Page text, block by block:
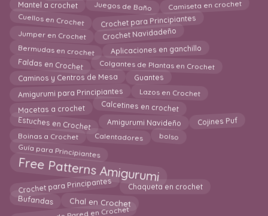
Mantel a crochet Juegos de Baño Camiseta en crochet
Cuellos en Crochet Crochet para Principiantes
Jumper en Crochet Crochet Navidadeño
Bermudas en crochet Aplicaciones en ganchillo
Faldas en Crochet Colgantes de Plantas en Crochet
Caminos y Centros de Mesa Guantes
Amigurumi para Principiantes Lazos en Crochet
Macetas a crochet Calcetines en crochet
Estuches en Crochet Amigurumi Navideño Cojines Puf
Boinas a Crochet Calentadores bolso
Guía para Principiantes
Free Patterns Amigurumi
Crochet para Principantes Chaqueta en crochet
Bufandas Chal en Crochet